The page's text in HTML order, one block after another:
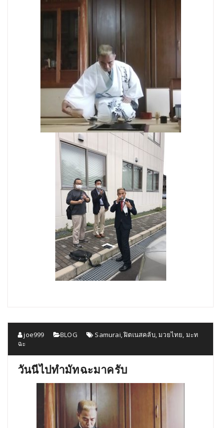
joe999 BLOG Samurai,ฝิตเนสคลับ,มวยไทย, มะท
ฉะ
วันนีไปทำมัทฉะมาครับ